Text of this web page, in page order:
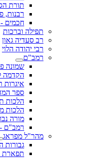
תורת
רבנות,
חכמים
תפילה וברכות
רב סעדיה גאון
רבי יהודה הלוי
רמב"ם
שמונה
הקדמה
ספר
הלכות
הלכות
מורה
רמב"ם -
מהר"ל מפראג
גבורות
תפארת